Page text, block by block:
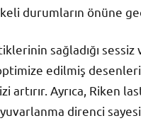
durumların önüne
sağladığı
edilmiş
artırır. Ayrıca, Riken
direnci